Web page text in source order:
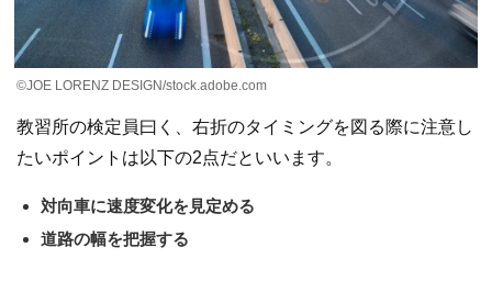
©JOE LORENZ DESIGN/stock.adobe.com
教習所の検定員曰く、右折のタイミングを図る際に注意し
たいポイントは以下の2点だといいます。
対向車に速度変化を見定める
道路の幅を把握する